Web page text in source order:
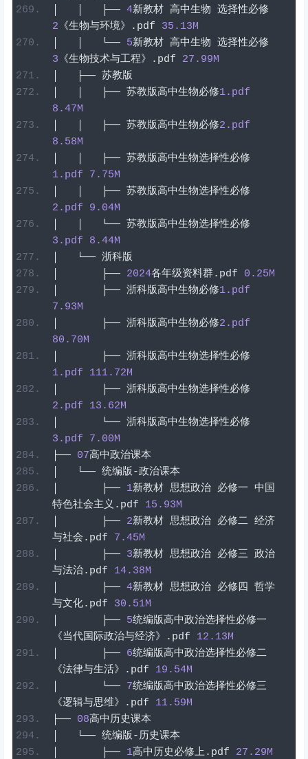
├── 4新教材 高中生物 选择性必修
2 《生物与环境》 . pdf 35.13M
└── 5新教材 高中生物 选择性必修
3 《生物技术与工程》 . pdf 27.99M
├── 苏教版
├── 苏教版高中生物必修1.pdf
8.47M
├── 苏教版高中生物必修2 .pdf
8.58M
├── 苏教版高中生物选择性必修
1.pdf 7.75M
├── 苏教版高中生物选择性必修
2 .pdf 9.04M
└── 苏教版高中生物选择性必修
3 .pdf 8.44M
└── 浙科版
├── 2024各年级资料群. pdf 0.25M
├── 浙科版高中生物必修1.pdf
7.93M
├── 浙科版高中生物必修2 .pdf
80.70M
├── 浙科版高中生物选择性必修
1.pdf 111.72M
├── 浙科版高中生物选择性必修
2 .pdf 13.62M
└── 浙科版高中生物选择性必修
3 .pdf 7.00M
├──
07高中政治课本
└── 统编版-政治课本
├── 1新教材 思想政治 必修一 中国
特色社会主义 . pdf 15.93M
├── 2新教材 思想政治 必修二 经济
与社会 . pdf 7.45M
├── 3新教材 思想政治 必修三 政治
与法治. pdf 14.38M
├── 4新教材 思想政治 必修四
哲学
与文化. pdf 30.51M
├── 5统编版高中政治选择性必修一
《当代国际政治与经济》
. pdf 12.13M
├── 6统编版高中政治选择性必修二
《法律与生活》
. pdf 19.54M
└── 7统编版高中政治选择性必修三
《逻辑与思维》
. pdf 11.59M
├──
08高中历史课本
└── 统编版-历史课本
├── 1高中历史必修上. pdf 27.29M